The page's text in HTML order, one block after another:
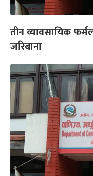
तीन व्यावसायिक
जरिबाना